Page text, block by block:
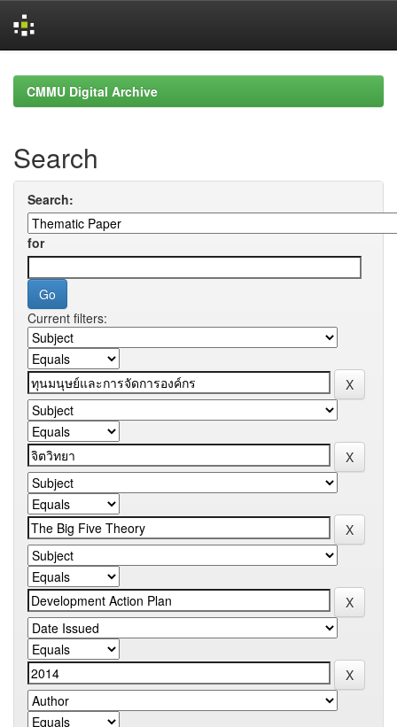
navigationCMMU Digital Archive
Search
Search:
for
Current filters: